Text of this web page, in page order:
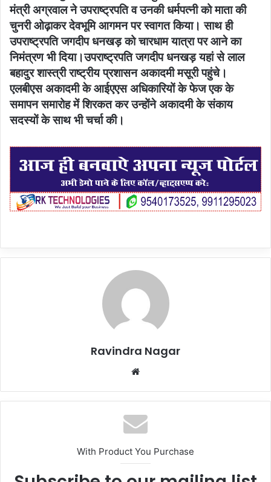
मंत्री अग्रवाल ने उपराष्ट्रपति व उनकी धर्मपत्नी को माता की
चुनरी ओढ़ाकर देवभूमि आगमन पर स्वागत किया। साथ ही
उपराष्ट्रपति जगदीप धनखड़ को चारधाम यात्रा पर आने का
निमंत्रण भी दिया।उपराष्ट्रपति जगदीप धनखड़ यहां से लाल
बहादुर शास्त्री राष्ट्रीय प्रशासन अकादमी मसूरी पहुंचे।
एलबीएस अकादमी के आईएएस अधिकारियों के फेज एक के
समापन समारोह में शिरकत कर उन्होंने अकादमी के संकाय
सदस्यों के साथ भी चर्चा की।
Ravindra Nagar
Website
With Product You Purchase